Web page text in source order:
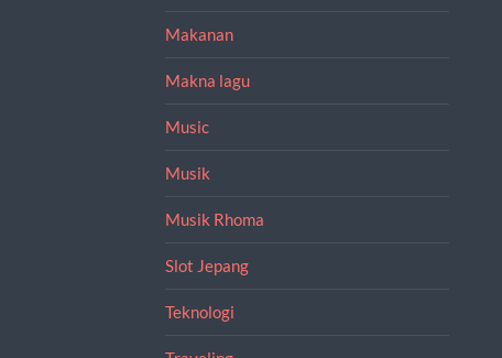
Makanan
Makna lagu
Music
Musik
Musik Rhoma
Slot Jepang
Teknologi